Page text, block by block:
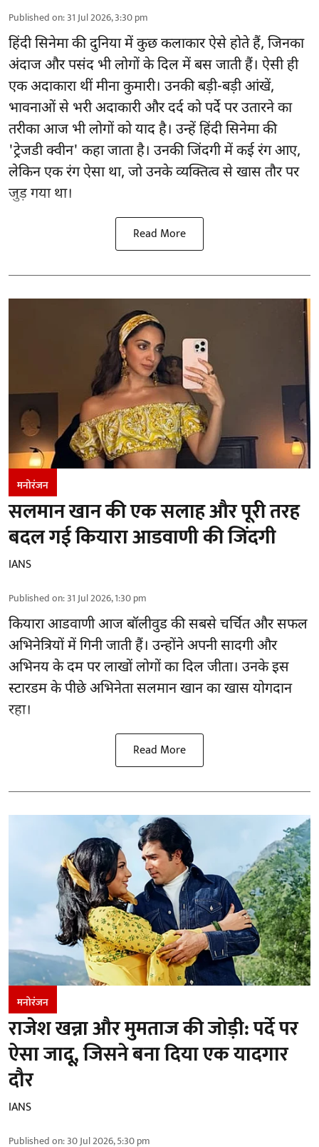
Published on:31 Jul 2026, 3:30 pm
हिंदी सिनेमा की दुनिया में कुछ कलाकार ऐसे होते हैं, जिनका
अंदाज और पसंद भी लोगों के दिल में बस जाती हैं। ऐसी ही
एक अदाकारा थीं मीना कुमारी। उनकी बड़ी-बड़ी आंखें,
भावनाओं से भरी अदाकारी और दर्द को पर्दे पर उतारने का
तरीका आज भी लोगों को याद है। उन्हें हिंदी सिनेमा की
'ट्रेजडी क्वीन' कहा जाता है। उनकी जिंदगी में कई रंग आए,
लेकिन एक रंग ऐसा था, जो उनके व्यक्तित्व से खास तौर पर
जुड़ गया था।
Read More
मनोरंजन
सलमान खान की एक सलाह और पूरी तरह
बदल गई कियारा आडवाणी की जिंदगी
IANS
Published on:31 Jul 2026, 1:30 pm
कियारा आडवाणी आज बॉलीवुड की सबसे चर्चित और सफल
अभिनेत्रियों में गिनी जाती हैं। उन्होंने अपनी सादगी और
अभिनय के दम पर लाखों लोगों का दिल जीता। उनके इस
स्टारडम के पीछे अभिनेता सलमान खान का खास योगदान
रहा।
Read More
मनोरंजन
राजेश खन्ना और मुमताज की जोड़ी: पर्दे पर
ऐसा जादू, जिसने बना दिया एक यादगार
दौर
IANS
Published on:30 Jul 2026, 5:30 pm